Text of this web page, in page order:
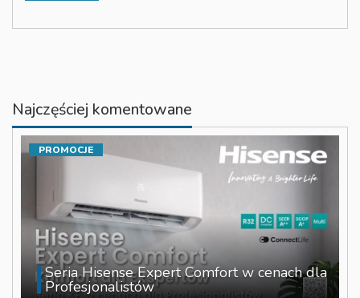
Najczęściej komentowane
Seria Hisense Expert Comfort w cenach dla
Profesjonalistów
PROMOCJE